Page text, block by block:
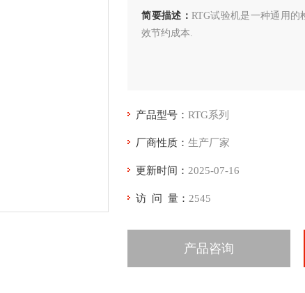
简要描述：RTG试验机是一种通用
效节约成本.
产品型号：RTG系列
厂商性质：生产厂家
更新时间： 2025-07-16
访 问 量： 2545
产品咨询